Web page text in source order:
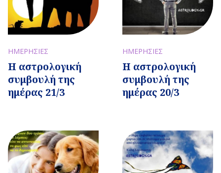
ΗΜΕΡΗΣΙΕΣ
Η αστρολογική
συμβουλή της
ημέρας 21/3
ΗΜΕΡΗΣΙΕΣ
Η αστρολογική
συμβουλή της
ημέρας 20/3